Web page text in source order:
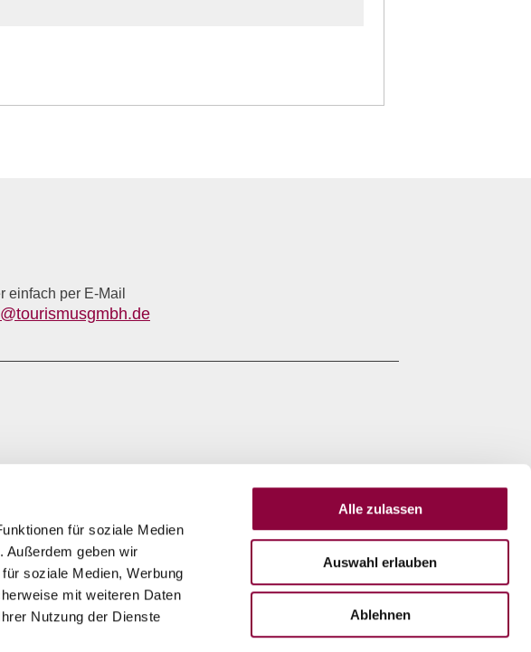
für soziale Medien
Außerdem geben wir
soziale Medien, Werbung
mit weiteren Daten
Nutzung der Dienste
Alle zulassen
Auswahl erlauben
Ablehnen
einfach per E-Mail